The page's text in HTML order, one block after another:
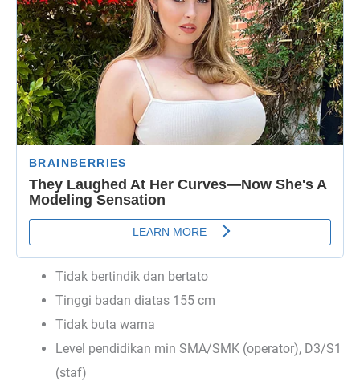
Tidak bertindik dan bertato
Tinggi badan diatas 155 cm
Tidak buta warna
Level pendidikan min SMA/SMK (operator), D3/S1
(staf)